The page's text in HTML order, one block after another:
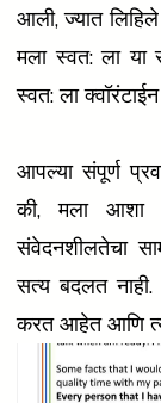
आली, ज्यात
मला स्वत: ला या
स्वत: ला
आपल्या संपूर्ण
की, मला आशा
संवेदनशीलतेचा
सत्य बदलत
करत आहेत आणि